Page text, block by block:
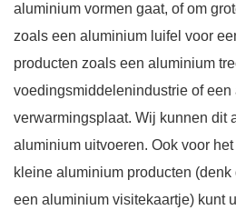
aluminium vormen gaat, of om
zoals een aluminium luifel voor
producten zoals een aluminium
voedingsmiddelenindustrie of een
verwarmingsplaat. Wij kunnen dit
aluminium uitvoeren. Ook voor
kleine aluminium producten
een aluminium visitekaartje) kunt